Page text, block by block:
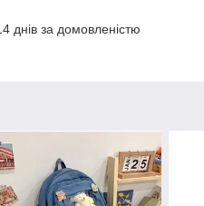
днів за домовленістю